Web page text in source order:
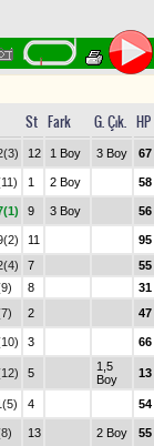
St Fark G. Çık. HP
12 1 Boy 3 Boy 67
1 2 Boy 58
9 3 Boy 56
11
95
7
55
8
31
2 47
3 66
5
1,5
Boy
13
4 54
13 2 Boy 55